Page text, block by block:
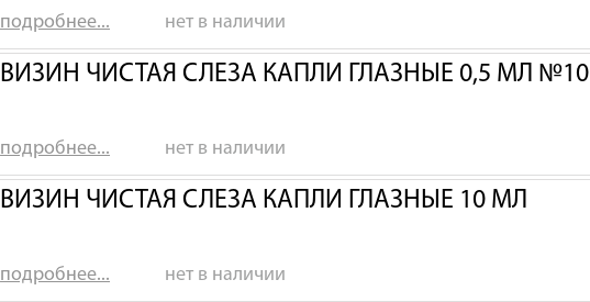
подробнее... нет в наличии
ВИЗИН ЧИСТАЯ СЛЕЗА КАПЛИ ГЛАЗНЫЕ 0,5 МЛ №10
подробнее... нет в наличии
ВИЗИН ЧИСТАЯ СЛЕЗА КАПЛИ ГЛАЗНЫЕ 10 МЛ
подробнее... нет в наличии